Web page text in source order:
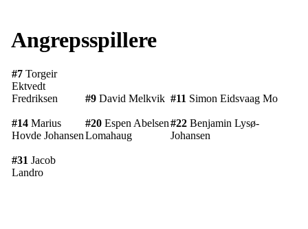
Angrepsspillere
#7 Torgeir
Ektvedt
Fredriksen
#14 Marius
Hovde Johansen
#31 Jacob
Landro
#9 David Melkvik
#20 Espen Abelsen
Lomahaug
#11 Simon Eidsvaag Mo
#22 Benjamin Lysø-
Johansen